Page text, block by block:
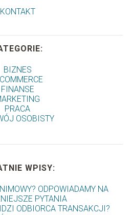
KONTAKT
BIZNES
FINANSE
PRACA
OSOBISTY
WPISY:
ODPOWIADAMY NA
PYTANIA
ODBIORCA TRANSAKCJI?